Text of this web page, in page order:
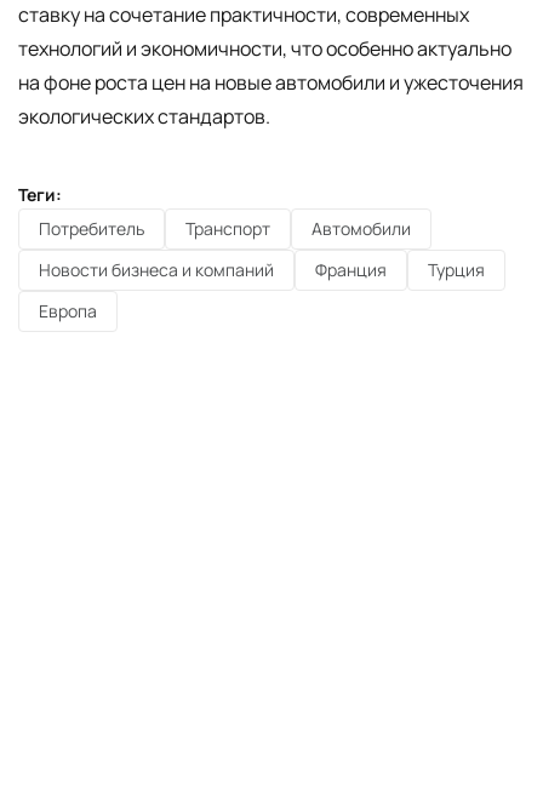
ставку на сочетание практичности, современных
технологий и экономичности, что особенно актуально
на фоне роста цен на новые автомобили и ужесточения
экологических стандартов.
Теги:
Потребитель
Транспорт
Автомобили
Новости бизнеса и компаний
Франция
Турция
Европа